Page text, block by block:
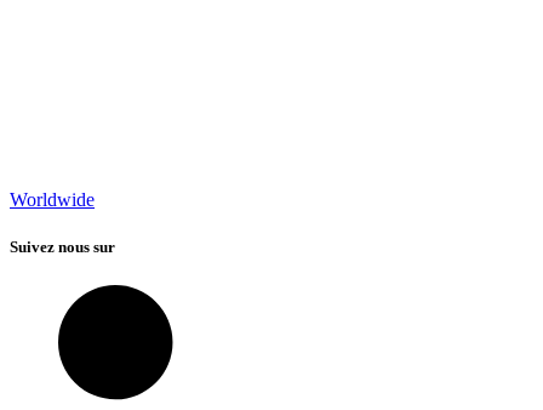
Worldwide
Suivez nous sur